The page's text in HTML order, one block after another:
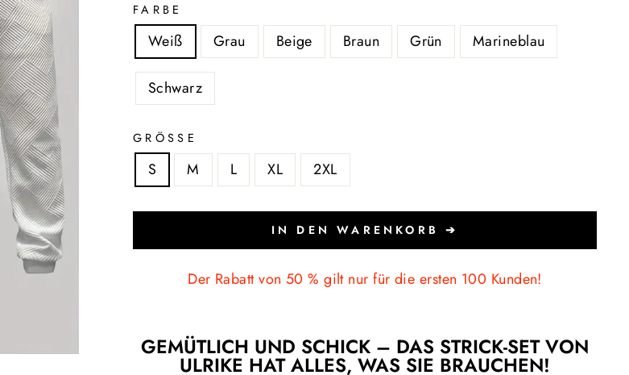
FARBE
Weiß Grau Beige Braun Grün Marineblau
Schwarz
GRÖSSE
S M L XL 2XL
IN DEN WARENKORB ➔
Der Rabatt von 50 % gilt nur für die ersten 100 Kunden!
GEMÜTLICH UND SCHICK – DAS STRICK-SET VON
ULRIKE HAT ALLES, WAS SIE BRAUCHEN!